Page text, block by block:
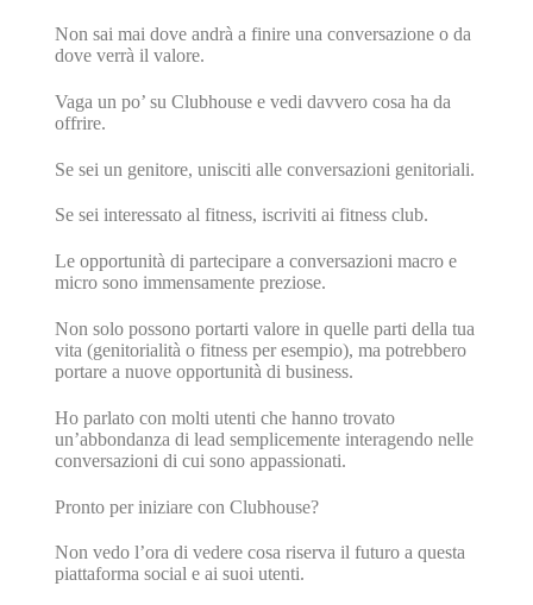
Non sai mai dove andrà a finire una conversazione o da
dove verrà il valore.
Vaga un po’ su Clubhouse e vedi davvero cosa ha da
offrire.
Se sei un genitore, unisciti alle conversazioni genitoriali.
Se sei interessato al fitness, iscriviti ai fitness club.
Le opportunità di partecipare a conversazioni macro e
micro sono immensamente preziose.
Non solo possono portarti valore in quelle parti della tua
vita (genitorialità o fitness per esempio), ma potrebbero
portare a nuove opportunità di business.
Ho parlato con molti utenti che hanno trovato
un’abbondanza di lead semplicemente interagendo nelle
conversazioni di cui sono appassionati.
Pronto per iniziare con Clubhouse?
Non vedo l’ora di vedere cosa riserva il futuro a questa
piattaforma social e ai suoi utenti.